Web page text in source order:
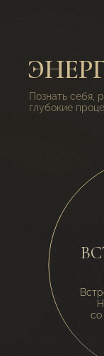
со
Познать себя,
глубокие